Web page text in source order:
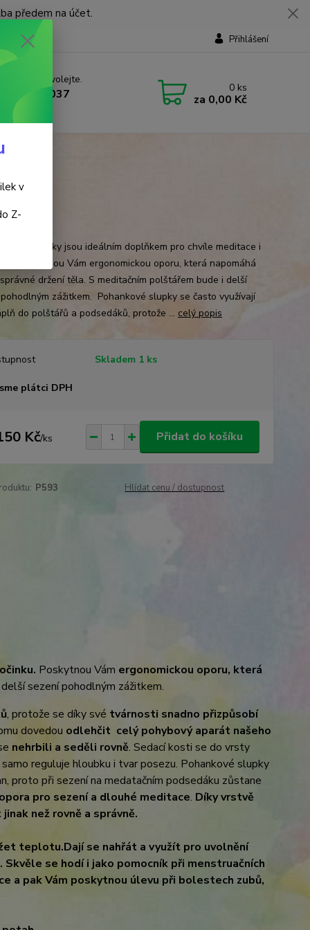
předem na účet.
Přihlášení
rady? Zavolejte.
737 037
9-18 hod.)
0 ks
za 0,00 Kč
podsedáky jsou ideálním doplňkem pro chvíle meditace i
Poskytnou Vám ergonomickou oporu, která napomáhá
držení těla. S meditačním polštářem bude i delší
zážitkem. Pohankové slupky se často využívají
do polštářů a podsedáků, protože ... celý popis
Skladem 1 ks
plátci DPH
Kč/ks Přidat do košíku
P593 Hlídat cenu / dostupnost
Poskytnou Vám ergonomickou oporu, která
sezení pohodlným zážitkem.
, protože se díky své tvárnosti snadno přizpůsobí
dovedou odlehčit celý pohybový aparát našeho
nehrbili a seděli rovně. Sedací kosti se do vrsty
reguluje hloubku i tvar posezu. Pohankové slupky
proto při sezení na medatačním podsedáku zůstane
pro sezení a dlouhé meditace. Díky vrstvě
než rovně a správně.
teplotu.Dají se nahřát a využít pro uvolnění
se hodí i jako pomocník při menstruačních
a pak Vám poskytnou úlevu při bolestech zubů,
v
Z-